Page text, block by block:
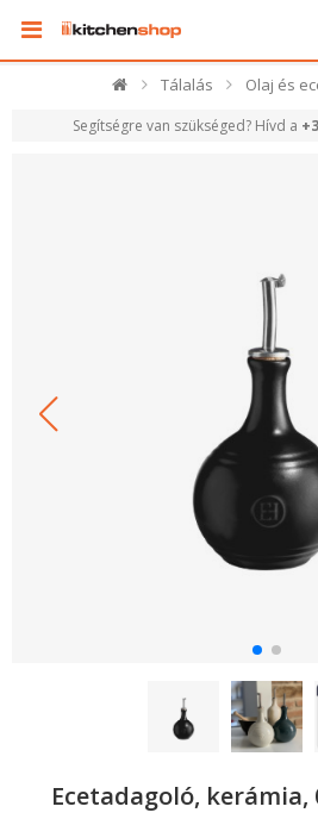
Tálalás Olaj és
Segítségre van szükséged? Hívd a
Ecetadagoló, kerámia,